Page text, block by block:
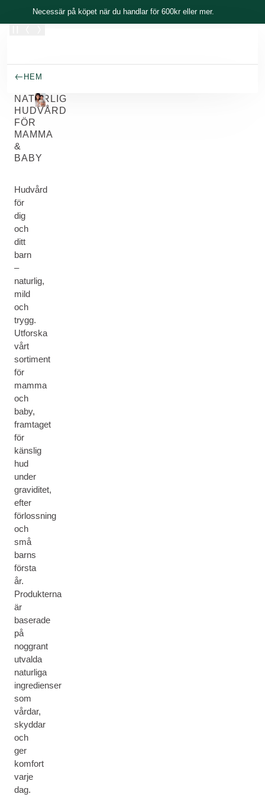
Necessär på köpet när du handlar för 600kr eller mer.
HEM
NATURLIG
HUDVÅRD
FÖR
MAMMA
&
BABY
Hudvård
för
dig
och
ditt
barn
–
naturlig,
mild
och
trygg.
Utforska
vårt
sortiment
för
mamma
och
baby,
framtaget
för
känslig
hud
under
graviditet,
efter
förlossning
och
små
barns
första
år.
Produkterna
är
baserade
på
noggrant
utvalda
naturliga
ingredienser
som
vårdar,
skyddar
och
ger
komfort
varje
dag.